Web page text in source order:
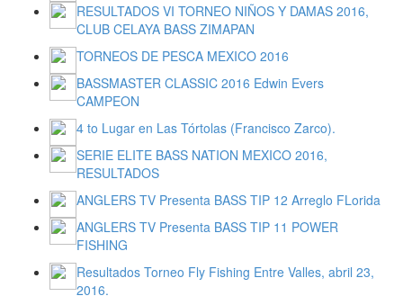
RESULTADOS VI TORNEO NIÑOS Y DAMAS 2016,
CLUB CELAYA BASS ZIMAPAN
TORNEOS DE PESCA MEXICO 2016
BASSMASTER CLASSIC 2016 Edwin Evers
CAMPEON
4 to Lugar en Las Tórtolas (Francisco Zarco).
SERIE ELITE BASS NATION MEXICO 2016,
RESULTADOS
ANGLERS TV Presenta BASS TIP 12 Arreglo FLorida
ANGLERS TV Presenta BASS TIP 11 POWER
FISHING
Resultados Torneo Fly Fishing Entre Valles, abril 23,
2016.